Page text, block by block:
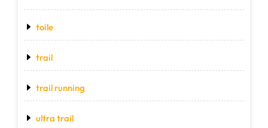
toile
trail
trail running
ultra trail